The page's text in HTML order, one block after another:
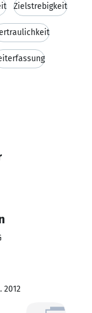
Zielstrebigkeit
2012